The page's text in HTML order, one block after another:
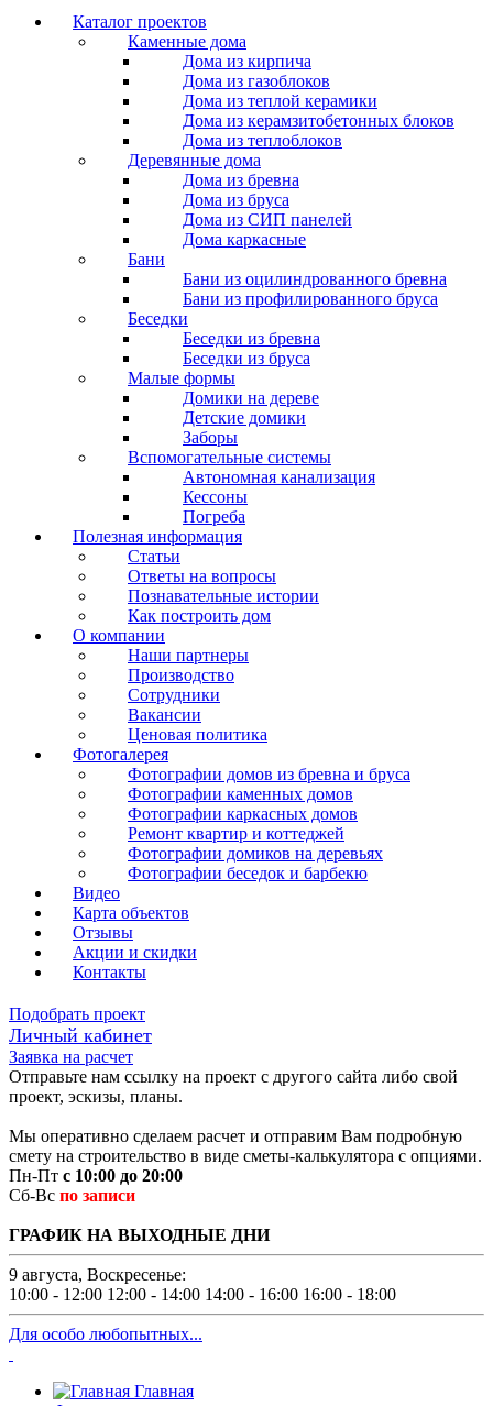
Каталог проектов
Каменные дома
Дома из кирпича
Дома из газоблоков
Дома из теплой керамики
Дома из керамзитобетонных блоков
Дома из теплоблоков
Деревянные дома
Дома из бревна
Дома из бруса
Дома из СИП панелей
Дома каркасные
Бани
Бани из оцилиндрованного бревна
Бани из профилированного бруса
Беседки
Беседки из бревна
Беседки из бруса
Малые формы
Домики на дереве
Детские домики
Заборы
Вспомогательные системы
Автономная канализация
Кессоны
Погреба
Полезная информация
Статьи
Ответы на вопросы
Познавательные истории
Как построить дом
О компании
Наши партнеры
Производство
Сотрудники
Вакансии
Ценовая политика
Фотогалерея
Фотографии домов из бревна и бруса
Фотографии каменных домов
Фотографии каркасных домов
Ремонт квартир и коттеджей
Фотографии домиков на деревьях
Фотографии беседок и барбекю
Видео
Карта объектов
Отзывы
Акции и скидки
Контакты
Подобрать проект
Личный кабинет
Заявка на расчет
Отправьте нам ссылку на проект с другого сайта либо свой
проект, эскизы, планы.
Мы оперативно сделаем расчет и отправим Вам подробную
смету на строительство в виде сметы-калькулятора с опциями.
Пн-Пт с 10:00 до 20:00
Сб-Вс по записи
ГРАФИК НА ВЫХОДНЫЕ ДНИ
9 августа, Воскресенье:
10:00 - 12:00 12:00 - 14:00 14:00 - 16:00 16:00 - 18:00
Для особо любопытных...
Главная